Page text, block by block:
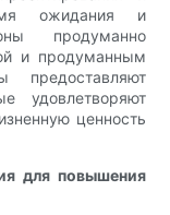
ожидания и
продуманно
и продуманным
предоставляют
удовлетворяют
ценность
для повышения